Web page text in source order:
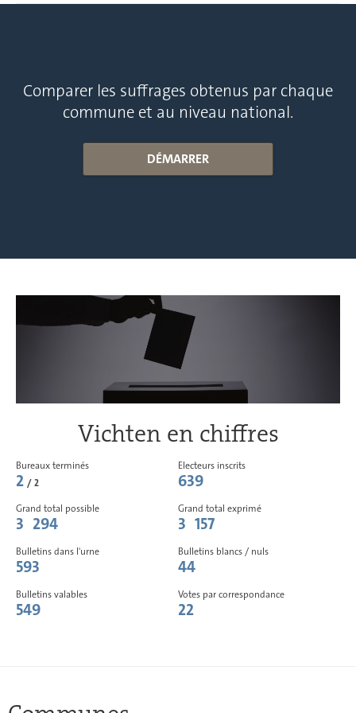
Comparer les suffrages obtenus par chaque
commune et au niveau national.
DÉMARRER
Vichten en chiffres
Bureaux terminés
2 / 2
Electeurs inscrits
639
Grand total possible
3 294
Grand total exprimé
3 157
Bulletins dans l'urne
593
Bulletins blancs / nuls
44
Bulletins valables
549
Votes par correspondance
22